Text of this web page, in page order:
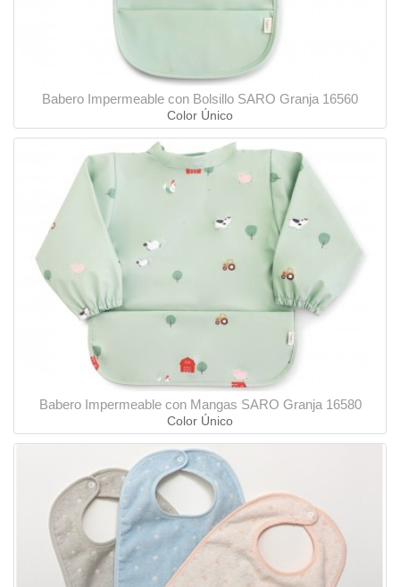
Babero Impermeable con Bolsillo SARO Granja 16560
Color Único
Babero Impermeable con Mangas SARO Granja 16580
Color Único